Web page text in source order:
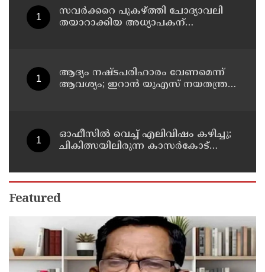
സവര്‍ക്കറെ പുകഴ്ത്തി ചോദ്യാവലി
തയാറാക്കിയ അധ്യാപകന്
ആദ്യം നഷ്ടപരിഹാരം വേണമെന്ന്
ആവശ്യം; ഇറാന്‍ യുഎസ് നയതന്ത്ര
ഓഫീസില്‍ വെച്ച് എലിവിഷം കഴിച്ചു;
ചികിത്സയിലിരുന്ന കാസര്‍കോട്
Featured